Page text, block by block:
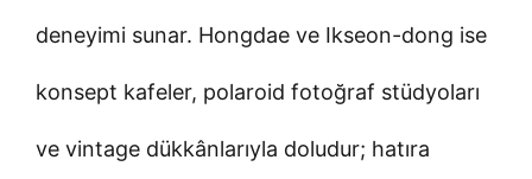
deneyimi sunar. Hongdae ve Ikseon-dong ise
konsept kafeler, polaroid fotoğraf stüdyoları
ve vintage dükkânlarıyla doludur; hatıra